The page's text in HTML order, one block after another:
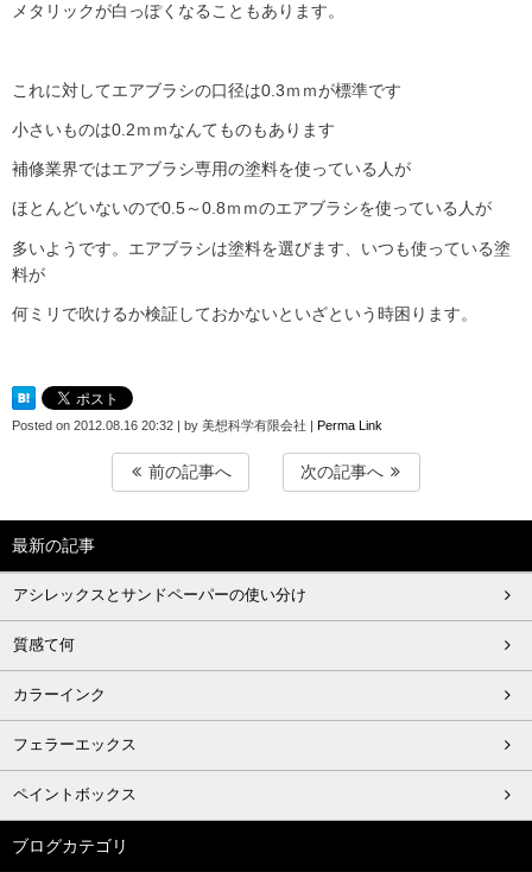
メタリックが白っぽくなることもあります。
これに対してエアブラシの口径は0.3ｍｍが標準です
小さいものは0.2ｍｍなんてものもあります
補修業界ではエアブラシ専用の塗料を使っている人が
ほとんどいないので0.5～0.8ｍｍのエアブラシを使っている人が
多いようです。エアブラシは塗料を選びます、いつも使っている塗
料が
何ミリで吹けるか検証しておかないといざという時困ります。
Posted on 2012.08.16 20:32 | by 美想科学有限会社 | Perma Link
前の記事へ 次の記事へ
最新の記事
アシレックスとサンドペーパーの使い分け
質感て何
カラーインク
フェラーエックス
ペイントボックス
ブログカテゴリ